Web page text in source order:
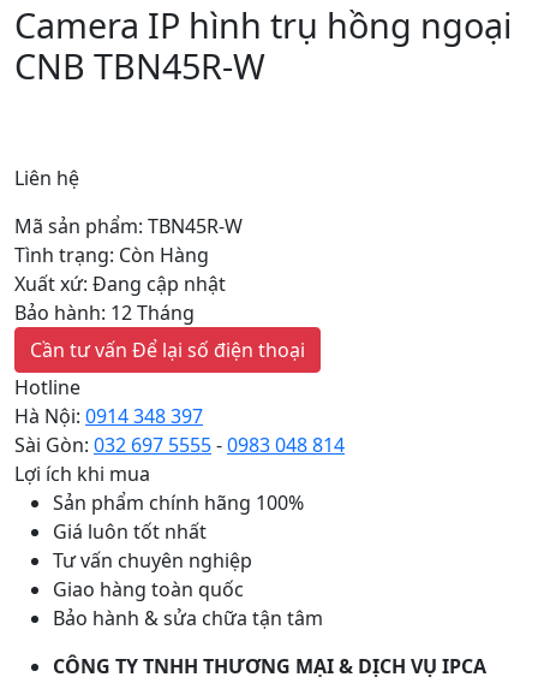
Camera IP hình trụ hồng ngoại
CNB TBN45R-W
Liên hệ
Mã sản phẩm: TBN45R-W
Tình trạng: Còn Hàng
Xuất xứ: Đang cập nhật
Bảo hành: 12 Tháng
Cần tư vấn Để lại số điện thoại
Hotline
Hà Nội: 0914 348 397
Sài Gòn: 032 697 5555-0983 048 814
Lợi ích khi mua
Sản phẩm chính hãng 100%
Giá luôn tốt nhất
Tư vấn chuyên nghiệp
Giao hàng toàn quốc
Bảo hành & sửa chữa tận tâm
CÔNG TY TNHH THƯƠNG MẠI & DỊCH VỤ IPCA